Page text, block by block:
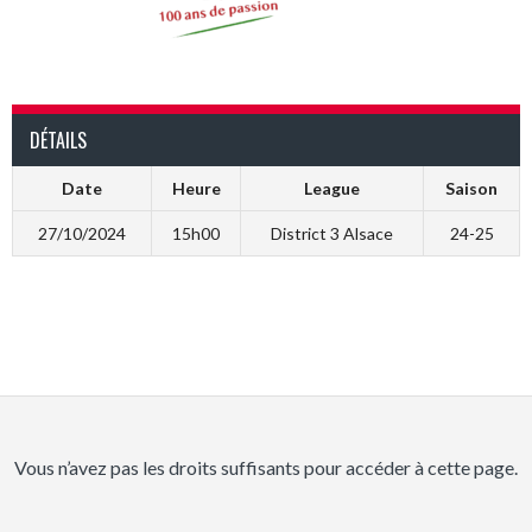
DÉTAILS
Date Heure League Saison
27/10/2024 15h00 District 3 Alsace 24-25
Vous n’avez pas les droits suffisants pour accéder à cette page.